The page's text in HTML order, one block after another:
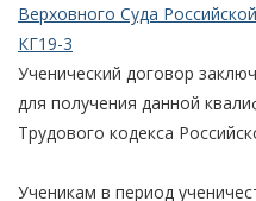
Верховного Суда
КГ19-3
Ученический договор
для получения данной
Трудового кодекса
Ученикам в период